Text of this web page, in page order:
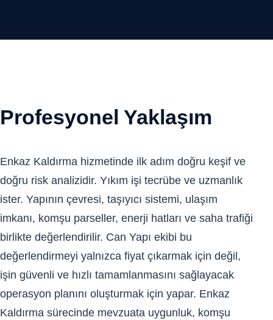
Profesyonel Yaklaşım
Enkaz Kaldırma hizmetinde ilk adım doğru keşif ve
doğru risk analizidir. Yıkım işi tecrübe ve uzmanlık
ister. Yapının çevresi, taşıyıcı sistemi, ulaşım
imkanı, komşu parseller, enerji hatları ve saha trafiği
birlikte değerlendirilir. Can Yapı ekibi bu
değerlendirmeyi yalnızca fiyat çıkarmak için değil,
işin güvenli ve hızlı tamamlanmasını sağlayacak
operasyon planını oluşturmak için yapar. Enkaz
Kaldırma sürecinde mevzuata uygunluk, komşu